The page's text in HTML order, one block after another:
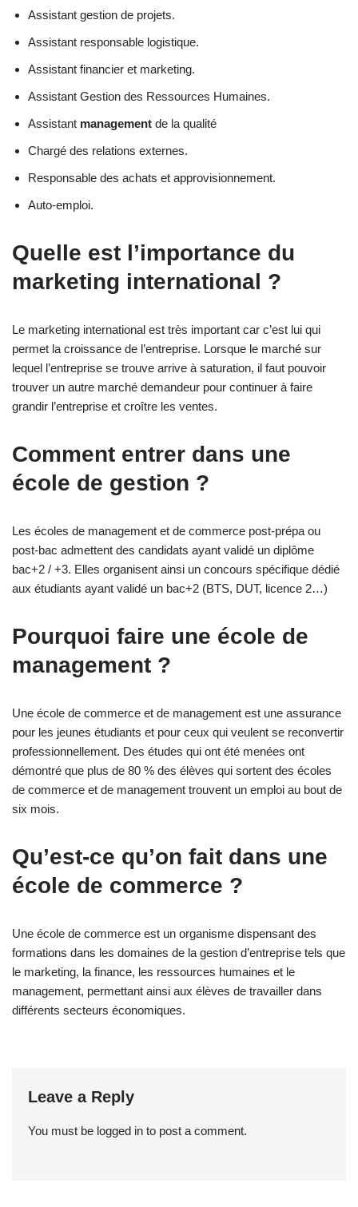
Assistant gestion de projets.
Assistant responsable logistique.
Assistant financier et marketing.
Assistant Gestion des Ressources Humaines.
Assistant management de la qualité
Chargé des relations externes.
Responsable des achats et approvisionnement.
Auto-emploi.
Quelle est l’importance du
marketing international ?
Le marketing international est très important car c’est lui qui
permet la croissance de l’entreprise. Lorsque le marché sur
lequel l’entreprise se trouve arrive à saturation, il faut pouvoir
trouver un autre marché demandeur pour continuer à faire
grandir l’entreprise et croître les ventes.
Comment entrer dans une
école de gestion ?
Les écoles de management et de commerce post-prépa ou
post-bac admettent des candidats ayant validé un diplôme
bac+2 / +3. Elles organisent ainsi un concours spécifique dédié
aux étudiants ayant validé un bac+2 (BTS, DUT, licence 2…)
Pourquoi faire une école de
management ?
Une école de commerce et de management est une assurance
pour les jeunes étudiants et pour ceux qui veulent se reconvertir
professionnellement. Des études qui ont été menées ont
démontré que plus de 80 % des élèves qui sortent des écoles
de commerce et de management trouvent un emploi au bout de
six mois.
Qu’est-ce qu’on fait dans une
école de commerce ?
Une école de commerce est un organisme dispensant des
formations dans les domaines de la gestion d’entreprise tels que
le marketing, la finance, les ressources humaines et le
management, permettant ainsi aux élèves de travailler dans
différents secteurs économiques.
Leave a Reply
You must be logged in to post a comment.